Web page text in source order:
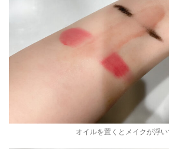
オイルを置くとメイクが浮